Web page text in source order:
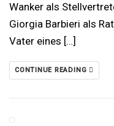
Wanker als
Giorgia Barbieri als
Vater eines […]
CONTINUE READING